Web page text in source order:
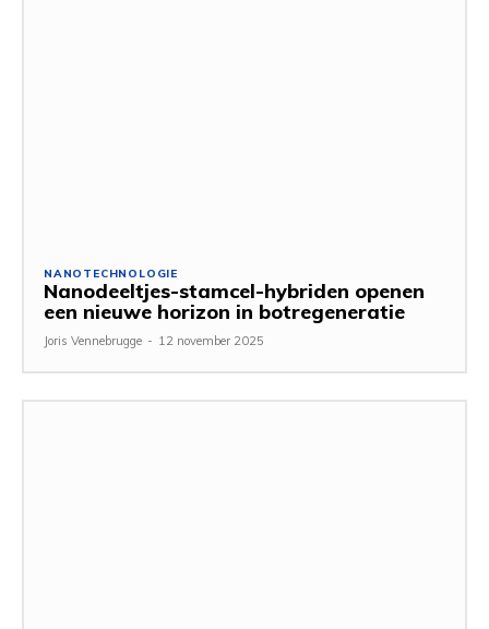
NANOTECHNOLOGIE
Nanodeeltjes-stamcel-hybriden openen
een nieuwe horizon in botregeneratie
Joris Vennebrugge - 12 november 2025